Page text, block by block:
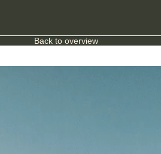
Back to overview